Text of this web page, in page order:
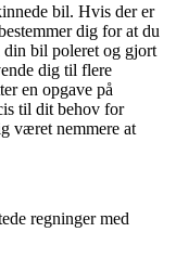
bil. Hvis der er
dig for at du
bil poleret og gjort
dig til flere
en opgave på
til dit behov for
været nemmere at
regninger med